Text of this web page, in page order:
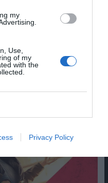
my
Use,
of my
with the
Privacy Policy